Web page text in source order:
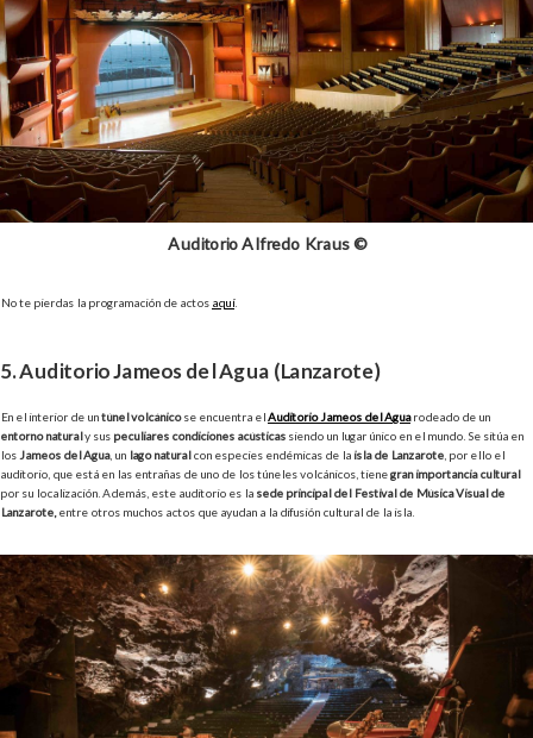
Auditorio Alfredo Kraus ©
No te pierdas la programación de actos aquí.
5. Auditorio Jameos del Agua (Lanzarote)
En el interior de untúnel volcánicose encuentra elAuditorio Jameos del Aguarodeado de un
entorno naturaly sus peculiares condiciones acústicas siendo un lugar único en el mundo. Se sitúa en
los Jameos del Agua, un lago naturalcon especies endémicas de la isla de Lanzarote , por ello el
auditorio, que está en las entrañas de uno de los túneles volcánicos, tienegran importancia cultural
por su localización. Además, este auditorio es la sede principal del Festival de Música Visual de
Lanzarote, entre otros muchos actos que ayudan a la difusión cultural de la isla.